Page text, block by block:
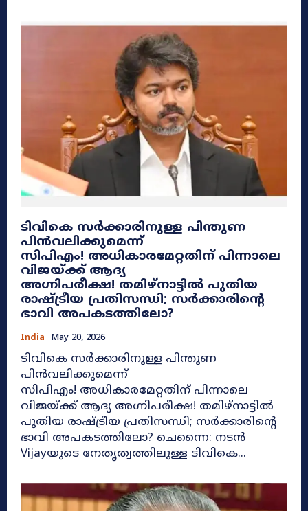
ടിവികെ സർക്കാരിനുള്ള പിന്തുണ
പിൻവലിക്കുമെന്ന്
സിപിഎം! അധികാരമേറ്റതിന് പിന്നാലെ
വിജയ്‌ക്ക് ആദ്യ
അഗ്നിപരീക്ഷ! തമിഴ്‌നാട്ടിൽ പുതിയ
രാഷ്ട്രീയ പ്രതിസന്ധി; സർക്കാരിന്റെ
ഭാവി അപകടത്തിലോ?
India May 20, 2026
ടിവികെ സർക്കാരിനുള്ള പിന്തുണ
പിൻവലിക്കുമെന്ന്
സിപിഎം! അധികാരമേറ്റതിന് പിന്നാലെ
വിജയ്‌ക്ക് ആദ്യ അഗ്നിപരീക്ഷ! തമിഴ്‌നാട്ടിൽ
പുതിയ രാഷ്ട്രീയ പ്രതിസന്ധി; സർക്കാരിന്റെ
ഭാവി അപകടത്തിലോ? ചെന്നൈ: നടൻ
Vijayയുടെ നേതൃത്വത്തിലുള്ള ടിവികെ...